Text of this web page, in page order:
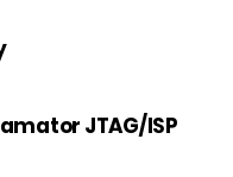
JTAG/ISP